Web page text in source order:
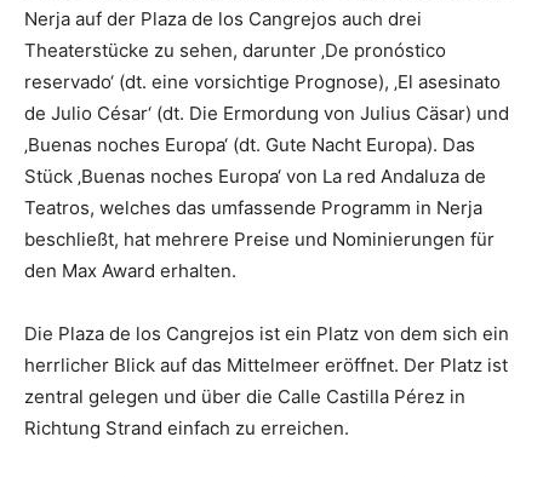
Nerja auf der Plaza de los Cangrejos auch drei
Theaterstücke zu sehen, darunter ‚De pronóstico
reservado‘ (dt. eine vorsichtige Prognose), ‚El asesinato
de Julio César‘ (dt. Die Ermordung von Julius Cäsar) und
‚Buenas noches Europa‘ (dt. Gute Nacht Europa). Das
Stück ‚Buenas noches Europa‘ von La red Andaluza de
Teatros, welches das umfassende Programm in Nerja
beschließt, hat mehrere Preise und Nominierungen für
den Max Award erhalten.
Die Plaza de los Cangrejos ist ein Platz von dem sich ein
herrlicher Blick auf das Mittelmeer eröffnet. Der Platz ist
zentral gelegen und über die Calle Castilla Pérez in
Richtung Strand einfach zu erreichen.